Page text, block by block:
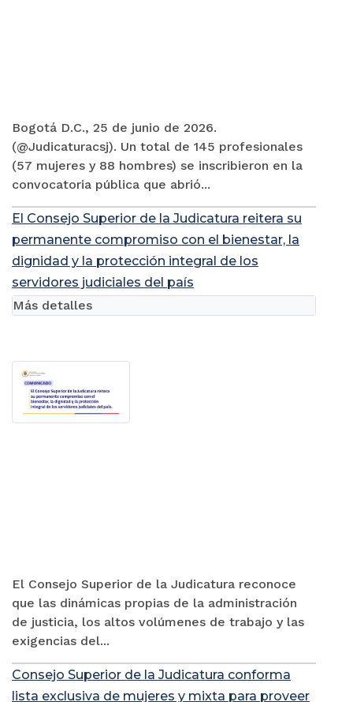
Bogotá D.C., 25 de junio de 2026.
(@Judicaturacsj). Un total de 145 profesionales
(57 mujeres y 88 hombres) se inscribieron en la
convocatoria pública que abrió...
El Consejo Superior de la Judicatura reitera su
permanente compromiso con el bienestar, la
dignidad y la protección integral de los
servidores judiciales del país
El Consejo Superior de la Judicatura reconoce
que las dinámicas propias de la administración
de justicia, los altos volúmenes de trabajo y las
exigencias del...
Más detalles
Consejo Superior de la Judicatura conforma
lista exclusiva de mujeres y mixta para proveer